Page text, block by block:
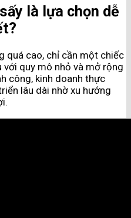
là lựa chọn dễ
quá cao, chỉ cần một chiếc
với quy mô nhỏ và mở rộng
công, kinh doanh thực
lâu dài nhờ xu hướng